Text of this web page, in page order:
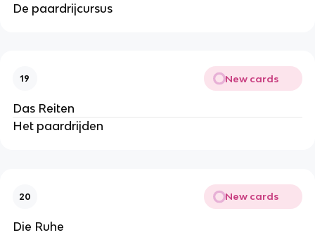
De paardrijcursus
19 New cards
Das Reiten
Het paardrijden
20 New cards
Die Ruhe